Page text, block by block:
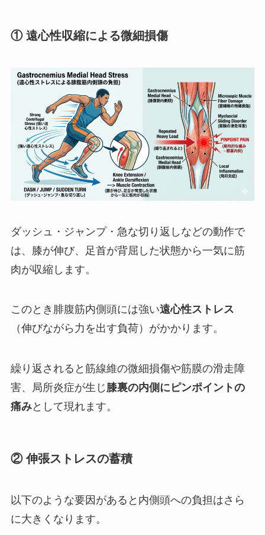
① 遠心性収縮による微細損傷
ダッシュ・ジャンプ・急な切り返しなどの動作で
は、膝が伸び、足首が背屈した状態から一気に筋
肉が収縮します。
このとき腓腹筋内側頭には強い遠心性ストレス
（伸びながら力を出す負荷）がかかります。
繰り返されると筋線維の微細損傷や筋膜の滑走障
害、局所炎症が生じ膝裏の内側にピンポイントの
痛みとして現れます。
② 伸張ストレスの蓄積
以下のような要因があると内側頭への負担はさら
に大きくなります。